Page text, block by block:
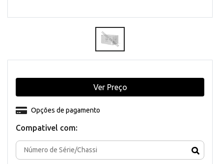
Compativel com:
Opções de pagamento
Ver Preço